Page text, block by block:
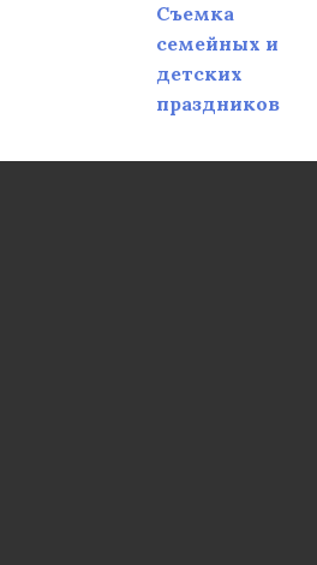
Съемка
семейных и
детских
праздников